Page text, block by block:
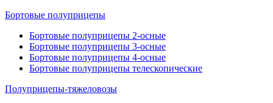
Бортовые полуприцепы
Бортовые полуприцепы 2-осные
Бортовые полуприцепы 3-осные
Бортовые полуприцепы 4-осные
Бортовые полуприцепы телескопические
Полуприцепы-тяжеловозы